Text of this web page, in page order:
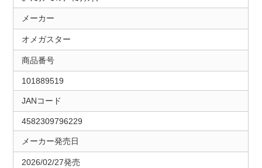
メーカー
オメガスター
商品番号
101889519
JANコード
4582309796229
メーカー発売日
2026/02/27発売